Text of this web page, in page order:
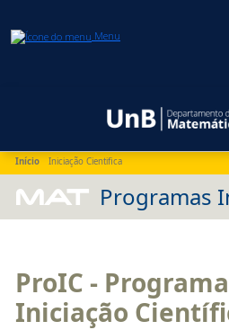
Menu
Início Iniciação Cientifica
MAT Programas
ProIC -
Iniciação